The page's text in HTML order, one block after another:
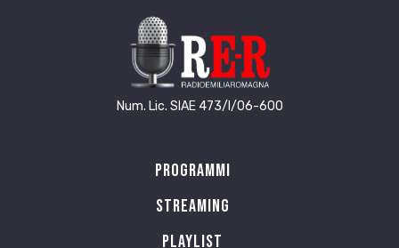
Num. Lic. SIAE 473/I/06-600
Programmi
Streaming
Playlist